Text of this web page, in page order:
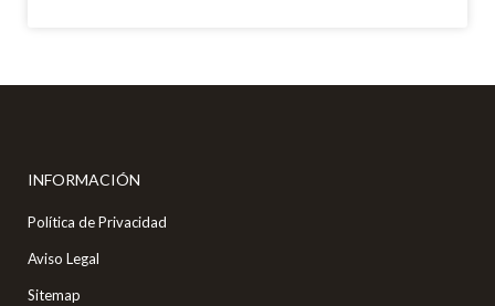
INFORMACIÓN
Política de Privacidad
Aviso Legal
Sitemap